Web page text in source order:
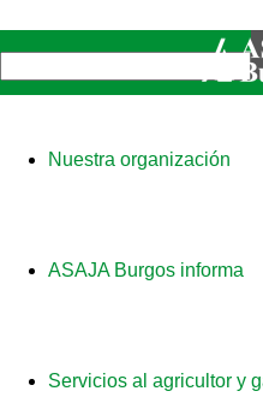
Nuestra organización
ASAJA Burgos informa
Servicios al agricultor y